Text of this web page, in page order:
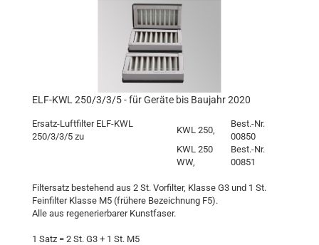
ELF-KWL 250/3/3/5 - für Geräte bis Baujahr 2020
Ersatz-Luftfilter ELF-KWL
250/3/3/5 zu
KWL 250,
Best.-Nr.
00850
KWL 250
WW,
Best.-Nr.
00851
Filtersatz bestehend aus 2 St. Vorfilter, Klasse G3 und 1 St.
Feinfilter Klasse M5 (frühere Bezeichnung F5).
Alle aus regenerierbarer Kunstfaser.
1 Satz = 2 St. G3 + 1 St. M5